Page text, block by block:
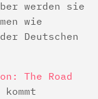
werden sie
wie
Deutschen
The Road